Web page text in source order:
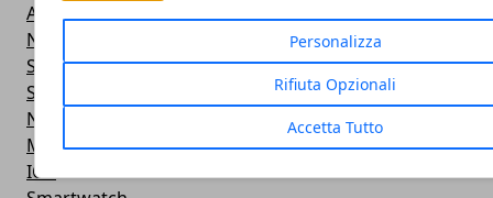
Personalizza
Rifiuta Opzionali
Accetta Tutto
Android
Navigazione
Smart TV
Smartphone
Notebook
Monitor
IOS